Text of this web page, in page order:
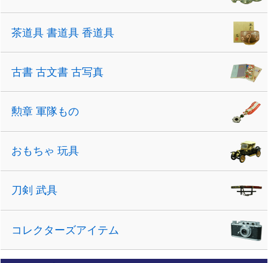
茶道具 書道具 香道具
古書 古文書 古写真
勲章 軍隊もの
おもちゃ 玩具
刀剣 武具
コレクターズアイテム